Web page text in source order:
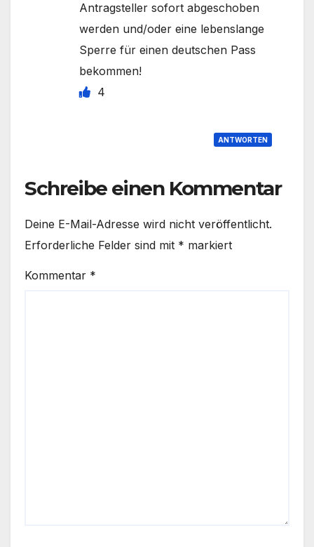
Antragsteller sofort abgeschoben
werden und/oder eine lebenslange
Sperre für einen deutschen Pass
bekommen!
4
ANTWORTEN
Schreibe einen Kommentar
Deine E-Mail-Adresse wird nicht veröffentlicht.
Erforderliche Felder sind mit * markiert
Kommentar *